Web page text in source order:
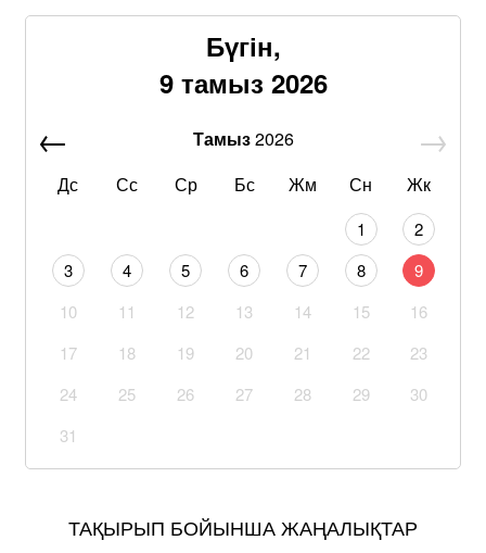
Бүгін,
9 тамыз 2026
Тамыз2026
Дс
Сс Ср Бс Жм Сн Жк
1
2
3
4 5 6 7 8
9
10
11 12 13 14 15
16
17
18 19 20 21 22
23
24
25 26 27 28 29
30
31
ТАҚЫРЫП БОЙЫНША ЖАҢАЛЫҚТАР